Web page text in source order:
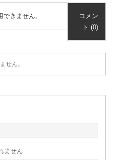
きません。
コメン
ト (0)
せん。
ません